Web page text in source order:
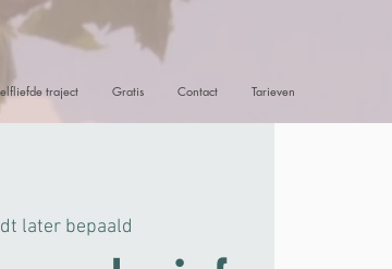
traject Gratis Contact Tarieven
later bepaald